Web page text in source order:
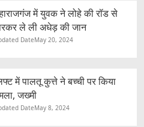
में युवक ने लोहे की रॉड से
ले ली अधेड़ की जान
DateMay 20, 2024
में पालतू कुत्ते ने बच्ची पर किया
जख्मी
DateMay 8, 2024